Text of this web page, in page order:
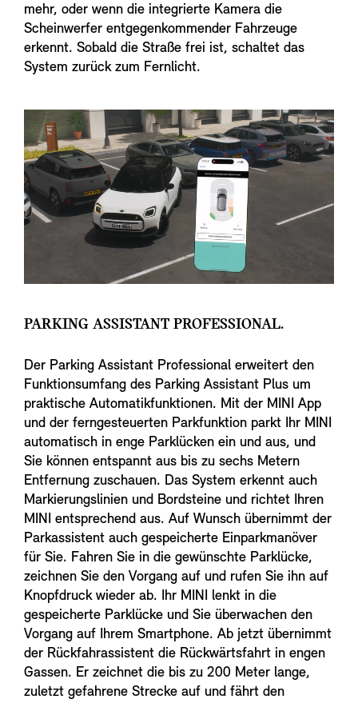
mehr, oder wenn die integrierte Kamera die
Scheinwerfer entgegenkommender Fahrzeuge
erkennt. Sobald die Straße frei ist, schaltet das
System zurück zum Fernlicht.
PARKING ASSISTANT PROFESSIONAL.
Der Parking Assistant Professional erweitert den
Funktionsumfang des Parking Assistant Plus um
praktische Automatikfunktionen. Mit der MINI App
und der ferngesteuerten Parkfunktion parkt Ihr MINI
automatisch in enge Parklücken ein und aus, und
Sie können entspannt aus bis zu sechs Metern
Entfernung zuschauen. Das System erkennt auch
Markierungslinien und Bordsteine und richtet Ihren
MINI entsprechend aus. Auf Wunsch übernimmt der
Parkassistent auch gespeicherte Einparkmanöver
für Sie. Fahren Sie in die gewünschte Parklücke,
zeichnen Sie den Vorgang auf und rufen Sie ihn auf
Knopfdruck wieder ab. Ihr MINI lenkt in die
gespeicherte Parklücke und Sie überwachen den
Vorgang auf Ihrem Smartphone. Ab jetzt übernimmt
der Rückfahrassistent die Rückwärtsfahrt in engen
Gassen. Er zeichnet die bis zu 200 Meter lange,
zuletzt gefahrene Strecke auf und fährt den